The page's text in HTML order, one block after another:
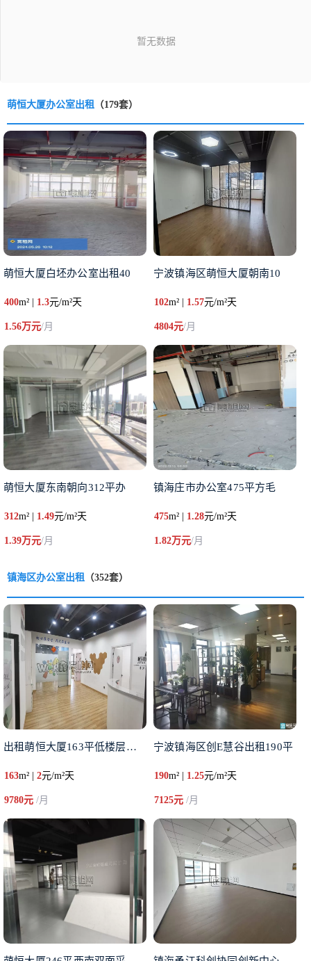
萌恒大厦办公室出租 （179套）
萌恒大厦白坯办公室出租40
400m² | 1.3元/m²天
1.56万元/月
宁波镇海区萌恒大厦朝南10
102m² | 1.57元/m²天
4804元/月
萌恒大厦东南朝向312平办
312m² | 1.49元/m²天
1.39万元/月
镇海庄市办公室475平方毛
475m² | 1.28元/m²天
1.82万元/月
镇海区办公室出租 （352套）
出租萌恒大厦163平低楼层，适
163m² | 2元/m²天
9780元 /月
宁波镇海区创E慧谷出租190平
190m² | 1.25元/m²天
7125元/月